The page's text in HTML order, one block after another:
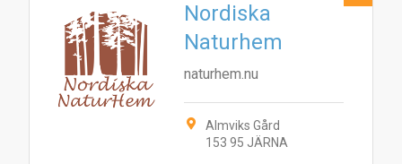
Nordiska
Naturhem
naturhem.nu
Almviks Gård
153 95 JÄRNA